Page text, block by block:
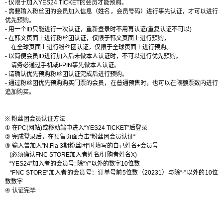
- 仅限于加入YES24 TICKET的会员才能预购。
-需要输入粉丝团的会员加入信息（姓名，会员号码）进行事先认证，才可以进行
优先预购。
- 用一个 ID只能进行一次认证，重新登录时不用再认证(重复认证不可以)
- 在韩文页面上进行粉丝团认证，仅限于韩文页面上进行预购，
在全球页面上进行粉丝团认证，仅限于全球页面上进行预购。
- 以简便会员 ID进行加入后未做本人认证时，不可以进行优先预购。
请务必通过手机或 I-PIN事先做本人认证。
- 请确认优先预购粉丝团认证完成后进行预购。
-通过粉丝团优先预购购买门票的会员，在普通预售时，也可以在限额票数内进行
追加购买。
※ 粉丝团会员认证方法
① 在PC(网站)或移动端中进入“YES24 TICKET”后登录
② 完成登录后，在预售页面点击”粉丝团会员认证“
③ 输入曾加入”N.Fia 3期粉丝团“时填写的自己姓名+会员号
(必须确认 FNC STORE加入者姓名/订购者姓名X)
“YES24”加入者的会员号: 除“Y”以外的数字10位数
“FNC STORE”加入者的会员号：订单号前5位数 （20231） 与 除“-”以外的10位
数数字
④ 认证完毕